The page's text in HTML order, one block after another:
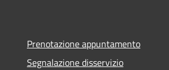
Prenotazione appuntamento
Segnalazione disservizio